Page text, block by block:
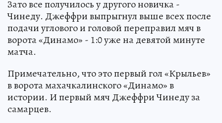
Зато все получилось у другого новичка -
Чинеду. Джеффри выпрыгнул выше всех после
подачи углового и головой переправил мяч в
ворота «Динамо» - 1:0 уже на девятой минуте
матча.
Примечательно, что это первый гол «Крыльев»
в ворота махачкалинского «Динамо» в
истории. И первый мяч Джеффри Чинеду за
самарцев.